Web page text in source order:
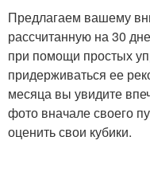
Предлагаем вашему
рассчитанную на 30
при помощи простых
придерживаться ее
месяца вы увидите
фото вначале своего
оценить свои кубики.